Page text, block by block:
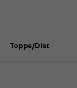
Toppe/Distintivi